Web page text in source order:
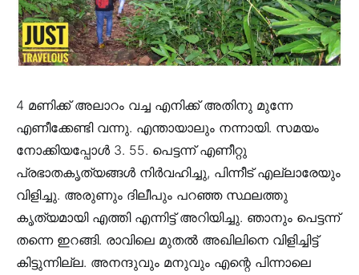
4 മണിക്ക് അലാറം വച്ച എനിക്ക് അതിനു മുന്നേ
എണീക്കേണ്ടി വന്നു. എന്തായാലും നന്നായി. സമയം
നോക്കിയപ്പോൾ 3. 55. പെട്ടന്ന് എണീറ്റു
പ്രഭാതകൃത്യങ്ങൾ നിർവഹിച്ചു, പിന്നീട് എല്ലാരേയും
വിളിച്ചു. അരുണും ദിലീപും പറഞ്ഞ സ്ഥലത്തു
കൃത്യമായി എത്തി എന്നിട്ട് അറിയിച്ചു. ഞാനും പെട്ടന്ന്
തന്നെ ഇറങ്ങി. രാവിലെ മുതൽ അഖിലിനെ വിളിച്ചിട്ട്
കിട്ടുന്നില്ല. അനന്ദുവും മനുവും എന്റെ പിന്നാലെ